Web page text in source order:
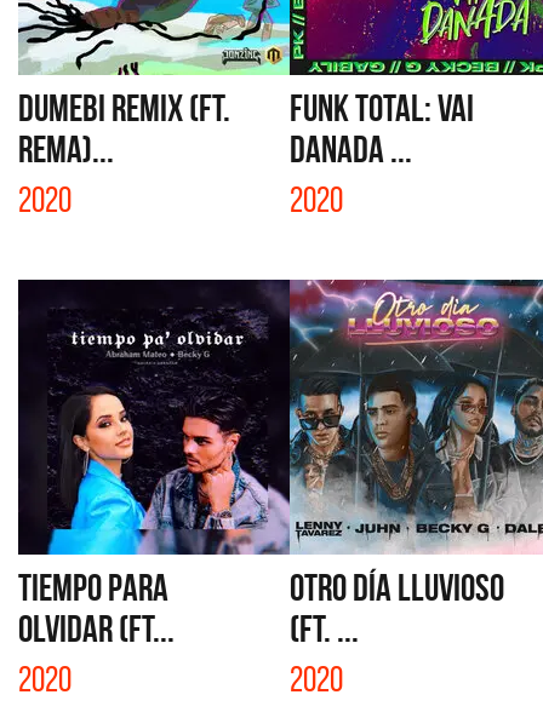
DUMEBI REMIX (FT.
REMA)...
2020
FUNK TOTAL: VAI
DANADA ...
2020
TIEMPO PARA
OLVIDAR (FT...
2020
OTRO DÍA LLUVIOSO
(FT. ...
2020